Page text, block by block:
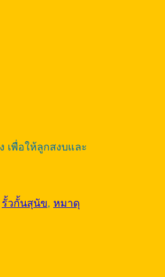
เพื่อให้ลูกสงบและ
รั้วกั้นสุนัข, หมาดุ